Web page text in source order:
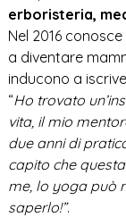
erboristeria,
Nel 2016
a diventare
inducono a
“Ho trovato
vita, il mio
due anni di
capito che questa
me, lo yoga può
saperlo!”.